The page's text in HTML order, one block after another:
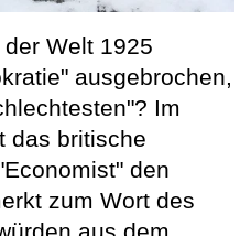
Welt 1925
ausgebrochen,
Im
das britische
den
zum Wort des
aus dem